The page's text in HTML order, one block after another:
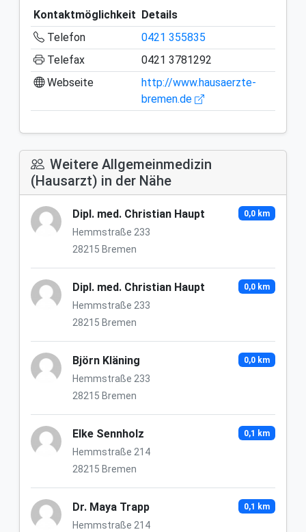
Kontaktmöglichkeit
Details
Telefon
0421 355835
Telefax
0421 3781292
Webseite
http://www.hausaerzte-
bremen.de
Weitere Allgemeinmedizin
(Hausarzt) in der Nähe
Dipl. med. Christian Haupt
Hemmstraße 233
28215 Bremen
0,0 km
Dipl. med. Christian Haupt
Hemmstraße 233
28215 Bremen
0,0 km
Björn Kläning
Hemmstraße 233
28215 Bremen
0,0 km
Elke Sennholz
Hemmstraße 214
28215 Bremen
0,1 km
Dr. Maya Trapp
Hemmstraße 214
0,1 km